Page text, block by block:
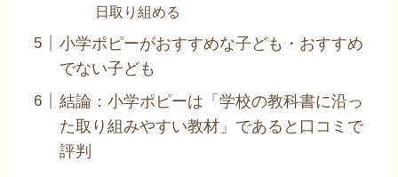
日取り組める
小学ポピーがおすすめな子ども・おすすめ
でない子ども
結論：小学ポピーは「学校の教科書に沿っ
た取り組みやすい教材」であると口コミで
評判